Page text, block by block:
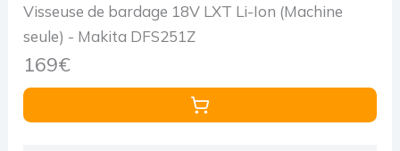
Visseuse de bardage 18V LXT Li-Ion (Machine
seule) - Makita DFS251Z
169€